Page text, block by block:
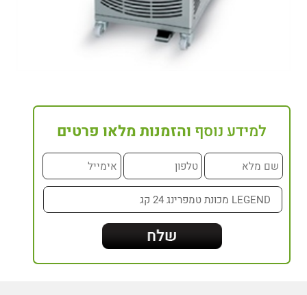
למידע נוסף והזמנות מלאו פרטים